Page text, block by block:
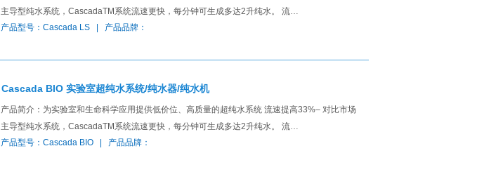
主导型纯水系统，CascadaTM系统流速更快，每分钟可生成多达2升纯水。 流…
产品型号：Cascada LS | 产品品牌：
Cascada BIO 实验室超纯水系统/纯水器/纯水机
产品简介：为实验室和生命科学应用提供低价位、高质量的超纯水系统 流速提高33%– 对比市场
主导型纯水系统，CascadaTM系统流速更快，每分钟可生成多达2升纯水。 流…
产品型号：Cascada BIO | 产品品牌：